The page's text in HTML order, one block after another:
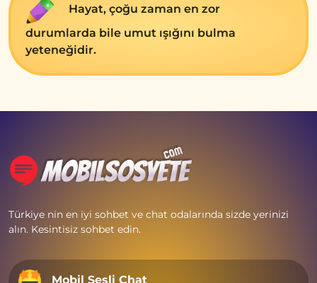
Hayat, çoğu zaman en zor
durumlarda bile umut ışığını bulma
yeteneğidir.
Türkiye nin en iyi sohbet ve chat odalarında sizde yerinizi
alın. Kesintisiz sohbet edin.
Mobil Sesli Chat